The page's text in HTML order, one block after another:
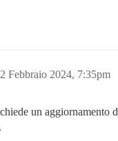
2 Febbraio 2024, 7:35pm
un